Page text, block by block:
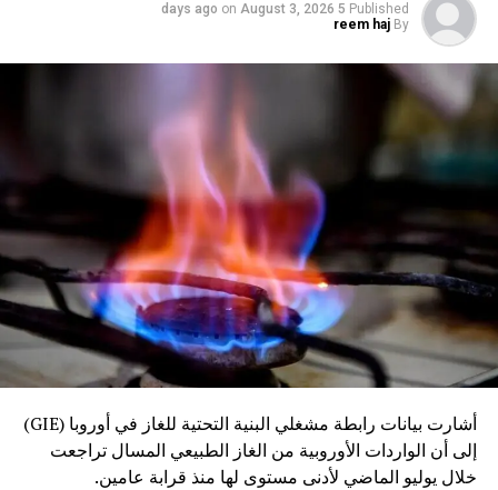
Published
5 days ago
on August 3, 2026
By
reem haj
أشارت بيانات رابطة مشغلي البنية التحتية للغاز في أوروبا (GIE)
إلى أن الواردات الأوروبية من الغاز الطبيعي المسال تراجعت
خلال يوليو الماضي لأدنى مستوى لها منذ قرابة عامين.